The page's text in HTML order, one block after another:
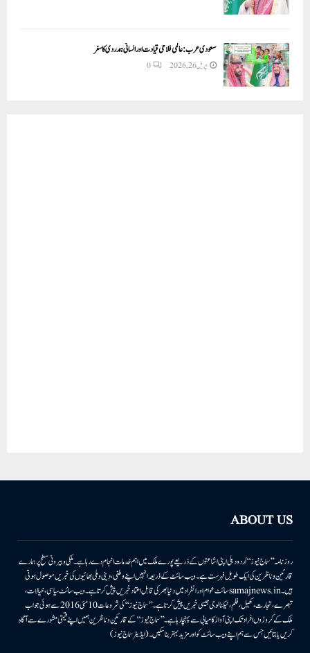
سعودی عرب: عالمی فلاحی قیادت اور انسانی ہمدردی کا سفر
اپریل 26, 2026 0
ABOUT US
روزنامہ ’’سماج نیوز‘‘ اُردو دہلی اپنی اشاعتوں کے ذریعے پورے ملک میں اہم خدمات انجام دے رہا ہے۔ ملکی وبیرونی سطح پر ہمارے
قارئین وناظرین کی ایک طویل فہرست ہے۔ ویب سائٹ کے ذریعہ انہیں اپنے وطنی، دینی وملی بھائیوں کی خبریں موصول ہوتی
ہیں۔samajnews.inسائٹ عوام اور انفراد میں دنیا بھر کی قابل اعتماد خبریں پیش کرتا ہے۔ ویب سائٹ سیاسی، خیالات،
تبصرے، تجارت، کھیل، فلم، ٹیکنالوجی جیسی خبریں پیش کرتا ہے۔ ’’سماج نیوز‘‘ کی شروعات 10مئی 2016 سے ہوئی جو اب
ملک کے کروڑوں افراد تک اپنی آواز کامیابی سے پہنچا رہا ہے۔ ’’سماج نیوز‘‘ کے قارئین وناظرین ہمیں اپنے قیمتی مشورے سے آگاہ
کریں یا بتائیں جس سے ہم اپنے ویب سائٹ کو اور مزید بہتر بناسکیں۔ (ایڈیٹر سماج نیوز)